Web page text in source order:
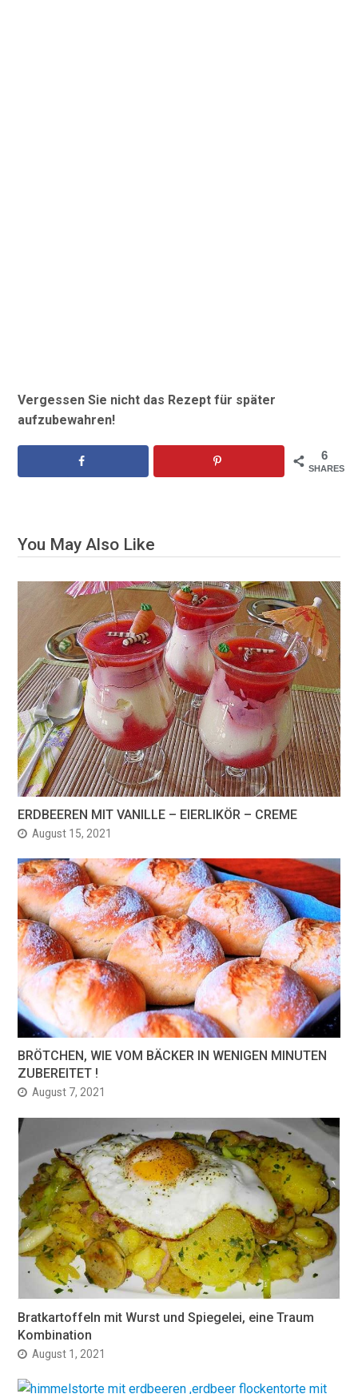
Vergessen Sie nicht das Rezept für später
aufzubewahren!
6
SHARES
You May Also Like
ERDBEEREN MIT VANILLE – EIERLIKÖR – CREME
August 15, 2021
BRÖTCHEN, WIE VOM BÄCKER IN WENIGEN MINUTEN
ZUBEREITET !
August 7, 2021
Bratkartoffeln mit Wurst und Spiegelei, eine Traum
Kombination
August 1, 2021